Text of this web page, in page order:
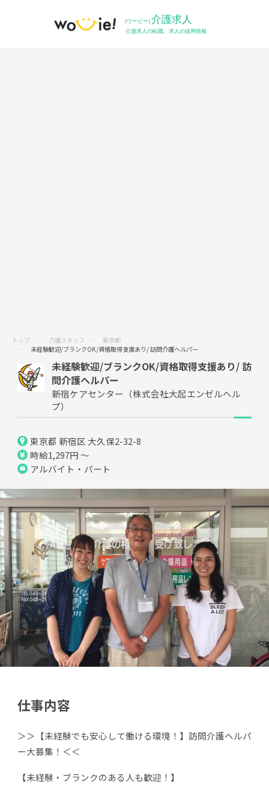
トップ 介護スタッフ
東京都
未経験歓迎/ブランクOK/資格取得支援あり/ 訪問介護ヘルパー
未経験歓迎/ブランクOK/資格取得支援あり/ 訪
問介護ヘルパー
新宿ケアセンター（株式会社大起エンゼルヘル
プ）
東京都 新宿区 大久保2-32-8
時給1,297円 ～
アルバイト・パート
仕事内容
＞＞【未経験でも安心して働ける環境！】訪問介護ヘルパ
ー大募集！＜＜
【未経験・ブランクのある人も歓迎！】